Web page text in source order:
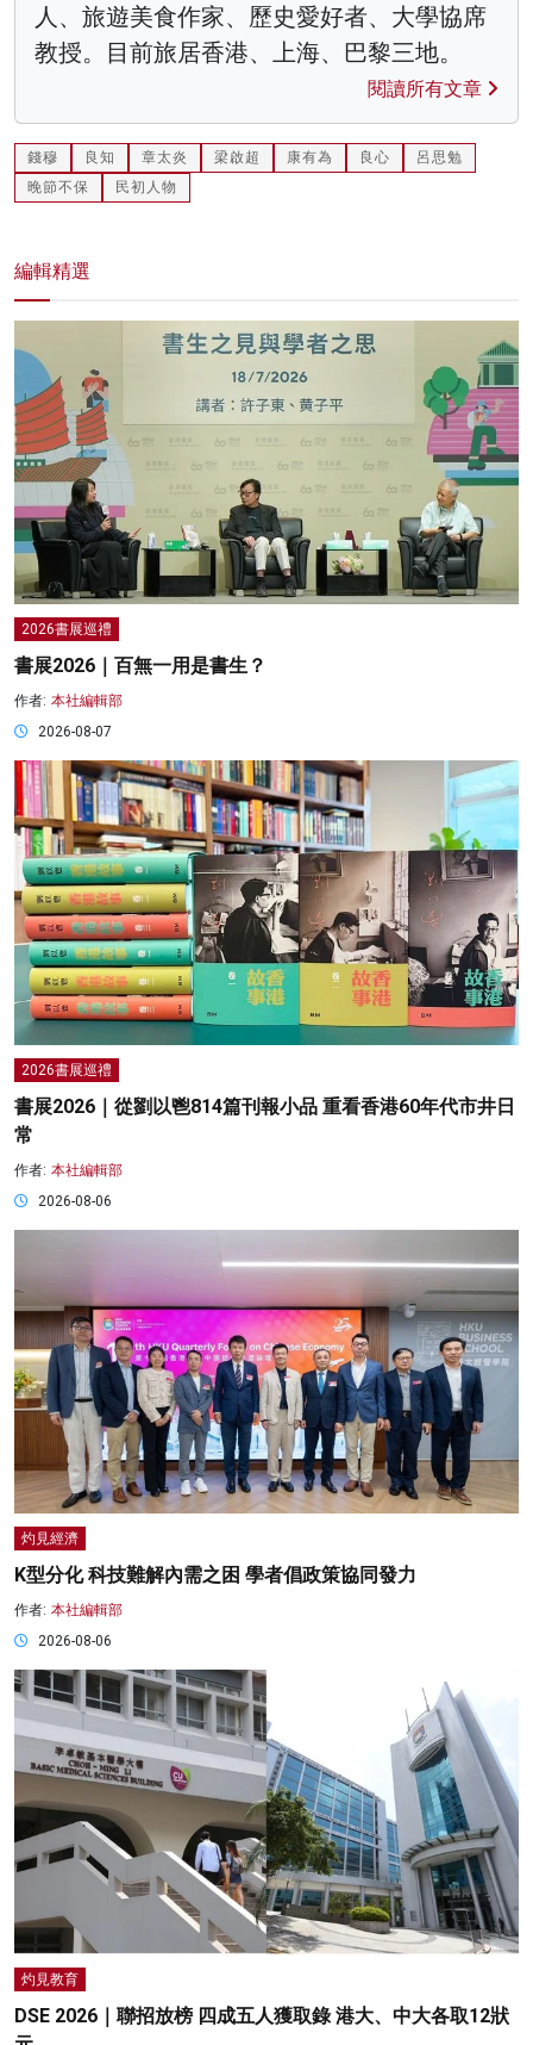
人、旅遊美食作家、歷史愛好者、大學協席
教授。目前旅居香港、上海、巴黎三地。
閱讀所有文章
錢穆 良知 章太炎 梁啟超 康有為 良心
呂思勉
晚節不保
民初人物
編輯精選
2026書展巡禮
書展2026｜百無一用是書生？
作者: 本社編輯部
2026-08-07
2026書展巡禮
書展2026｜從劉以鬯814篇刊報小品 重看香港60年代市井日
常
作者: 本社編輯部
2026-08-06
灼見經濟
K型分化 科技難解內需之困 學者倡政策協同發力
作者: 本社編輯部
2026-08-06
灼見教育
DSE 2026｜聯招放榜 四成五人獲取錄 港大、中大各取12狀